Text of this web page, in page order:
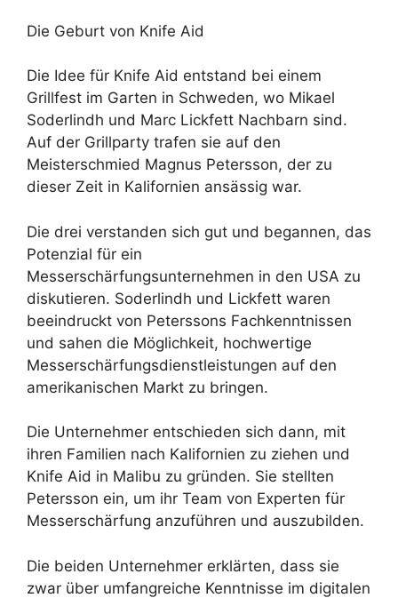
Die Geburt von Knife Aid
Die Idee für Knife Aid entstand bei einem
Grillfest im Garten in Schweden, wo Mikael
Soderlindh und Marc Lickfett Nachbarn sind.
Auf der Grillparty trafen sie auf den
Meisterschmied Magnus Petersson, der zu
dieser Zeit in Kalifornien ansässig war.
Die drei verstanden sich gut und begannen, das
Potenzial für ein
Messerschärfungsunternehmen in den USA zu
diskutieren. Soderlindh und Lickfett waren
beeindruckt von Peterssons Fachkenntnissen
und sahen die Möglichkeit, hochwertige
Messerschärfungsdienstleistungen auf den
amerikanischen Markt zu bringen.
Die Unternehmer entschieden sich dann, mit
ihren Familien nach Kalifornien zu ziehen und
Knife Aid in Malibu zu gründen. Sie stellten
Petersson ein, um ihr Team von Experten für
Messerschärfung anzuführen und auszubilden.
Die beiden Unternehmer erklärten, dass sie
zwar über umfangreiche Kenntnisse im digitalen